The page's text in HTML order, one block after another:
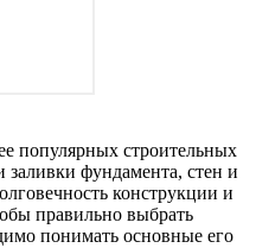
популярных строительных
фундамента, стен и
конструкции и
правильно выбрать
понимать основные его